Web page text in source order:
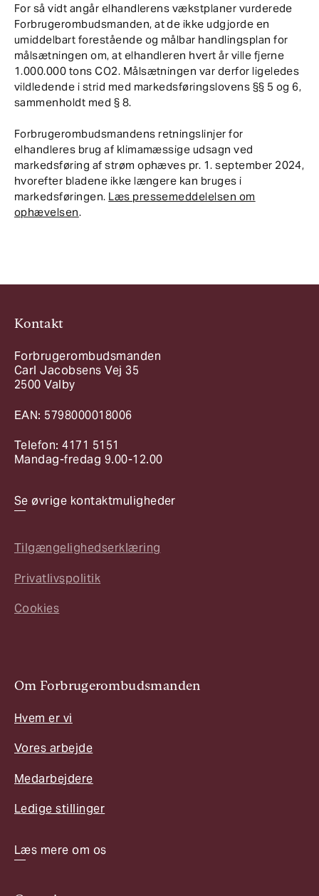
For så vidt angår elhandlerens vækstplaner vurderede
Forbrugerombudsmanden, at de ikke udgjorde en
umiddelbart forestående og målbar handlingsplan for
målsætningen om, at elhandleren hvert år ville fjerne
1.000.000 tons CO2. Målsætningen var derfor ligeledes
vildledende i strid med markedsføringslovens §§ 5 og 6,
sammenholdt med § 8.
Forbrugerombudsmandens retningslinjer for
elhandleres brug af klimamæssige udsagn ved
markedsføring af strøm ophæves pr. 1. september 2024,
hvorefter bladene ikke længere kan bruges i
markedsføringen. Læs pressemeddelelsen om
ophævelsen.
Kontakt
Forbrugerombudsmanden
Carl Jacobsens Vej 35
2500 Valby
EAN: 5798000018006
Telefon: 4171 5151
Mandag-fredag 9.00-12.00
Se øvrige kontaktmuligheder
Tilgængelighedserklæring
Privatlivspolitik
Cookies
Om Forbrugerombudsmanden
Hvem er vi
Vores arbejde
Medarbejdere
Ledige stillinger
Læs mere om os